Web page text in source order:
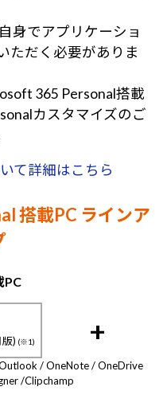
身でアプリケーショ
ただく必要がありま
365 Personal搭載
カスタマイズのご
て詳細はこちら
搭載PC ラインア
PC
) (※1) +
/ OneNote / OneDrive
/Clipchamp